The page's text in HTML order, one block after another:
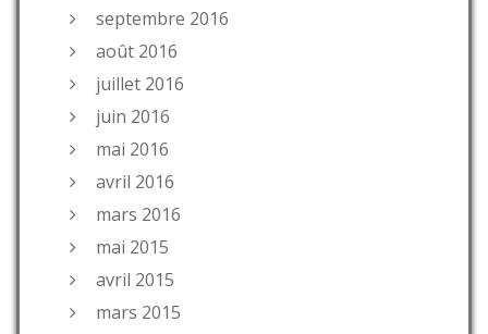
septembre 2016
août 2016
juillet 2016
juin 2016
mai 2016
avril 2016
mars 2016
mai 2015
avril 2015
mars 2015